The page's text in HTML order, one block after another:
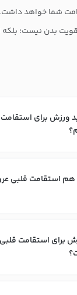
شما خواهد
بدن نیست؛
ورزش برای
هم استقامت قلبی
برای استقامت